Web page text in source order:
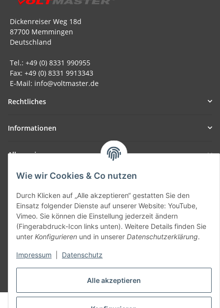
Alle akzeptieren
Wie wir Cookies & Co nutzen
Durch Klicken auf „Alle akzeptieren“ gestatten Sie den
Einsatz folgender Dienste auf unserer Website: YouTube,
Vimeo. Sie können die Einstellung jederzeit ändern
(Fingerabdruck-Icon links unten). Weitere Details finden Sie
unter Konfigurieren und in unserer Datenschutzerklärung.
Impressum Datenschutz
Dickenreiser Weg 18d
87700 Memmingen
Deutschland
Tel.: +49 (0) 8331 990955
Fax: +49 (0) 8331 9913343
E-Mail: info@voltmaster.de
Rechtliches
Informationen
Allgemein
Teil unseres Netzwerks:
SmoliTec - Safety. Simplified. Worldwide. ( B2B Shop )
Vertrag widerrufen
* Alle Preise inkl. gesetzlicher USt., zzgl.Versand
© voltmaster.de